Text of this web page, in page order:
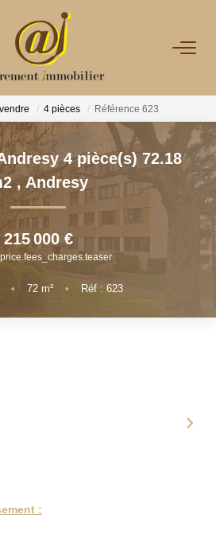
AGENCE
VENTES
GESTION
NOS PLUS
CONTACT
4 pièces Référence 623
4 pièce(s) 72.18
,Andresy
215 000 €
• 72m² • Réf : 623
: